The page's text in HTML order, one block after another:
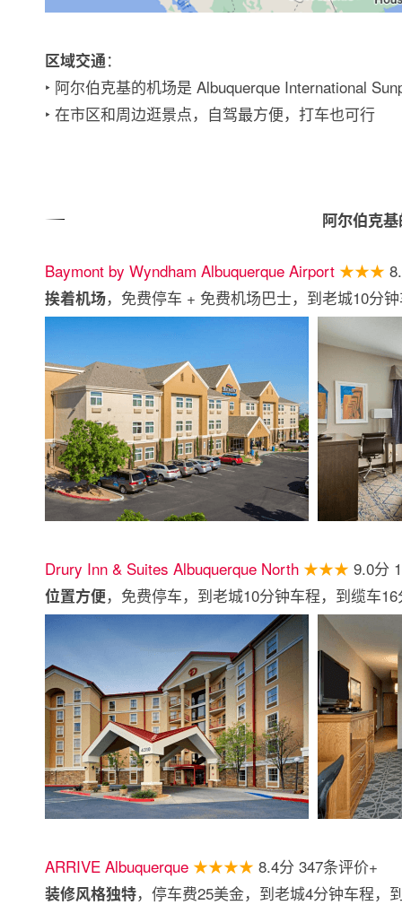
区域交通：
‣ 阿尔伯克基的机场是 Albuquerque International
‣ 在市区和周边逛景点，自驾最方便，打车也可行
阿尔伯克
Baymont by Wyndham Albuquerque Airport ★★★
挨着机场，免费停车 + 免费机场巴士，到老城10分
Drury Inn & Suites Albuquerque North ★★★ 9.0分
位置方便，免费停车，到老城10分钟车程，到缆车
ARRIVE Albuquerque ★★★★ 8.4分 347条评价+
装修风格独特，停车费25美金，到老城4分钟车程，